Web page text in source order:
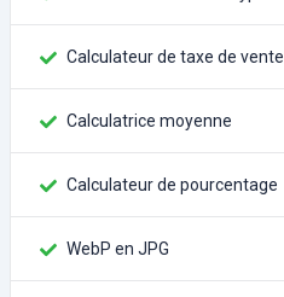
Calculateur de taxe de vente
Calculatrice moyenne
Calculateur de pourcentage
WebP en JPG